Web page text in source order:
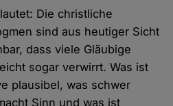
Die christliche
sind aus heutiger Sicht
dass viele Gläubige
sogar verwirrt. Was ist
plausibel, was schwer
Sinn und was ist